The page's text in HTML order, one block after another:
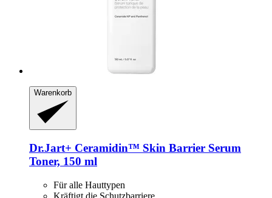
Warenkorb
Dr.Jart+ Ceramidin™ Skin Barrier Serum
Toner, 150 ml
Für alle Hauttypen
Kräftigt die Schutzbarriere